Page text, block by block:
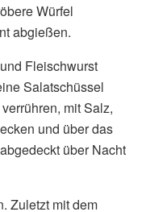
Würfel
abgießen.
Fleischwurst
Salatschüssel
mit Salz,
und über das
über Nacht
Zuletzt mit dem